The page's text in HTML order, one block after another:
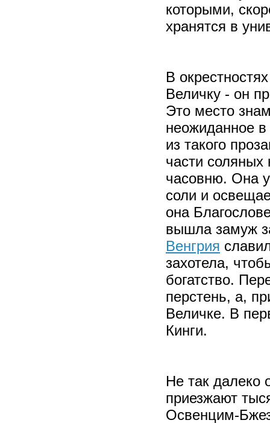
которыми,
хранятся в
В
Величку - он
Это место
неожиданное в
из такого
части соляных
часовню. Она
соли и
она
вышла замуж
Венгрия
захотела,
богатство.
перстень, а,
Величке. В
Кинги.
Не так далеко
приезжают
Освенцим-